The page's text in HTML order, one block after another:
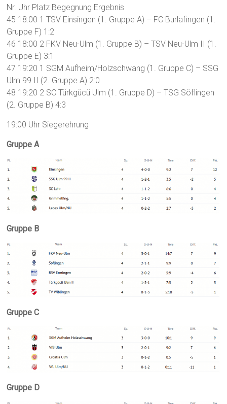
Nr. Uhr Platz Begegnung Ergebnis
45 18:00 1 TSV Einsingen (1. Gruppe A) – FC Burlafingen (1.
Gruppe F) 1:2
46 18:00 2 FKV Neu-Ulm (1. Gruppe B) – TSV Neu-Ulm II (1.
Gruppe E) 3:1
47 19:20 1 SGM Aufheim/Holzschwang (1. Gruppe C) – SSG
Ulm 99 II (2. Gruppe A) 2:0
48 19:20 2 SC Türkgücü Ulm (1. Gruppe D) – TSG Söflingen
(2. Gruppe B) 4:3
19:00 Uhr Siegerehrung
Gruppe A
Gruppe B
Gruppe C
Gruppe D